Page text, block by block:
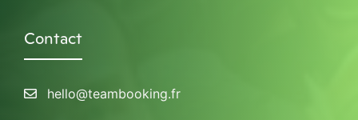
Contact
hello@teambooking.fr